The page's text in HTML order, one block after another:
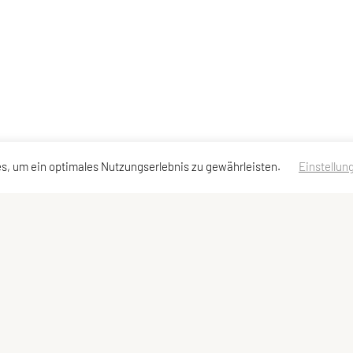
um ein optimales Nutzungserlebnis zu gewährleisten.